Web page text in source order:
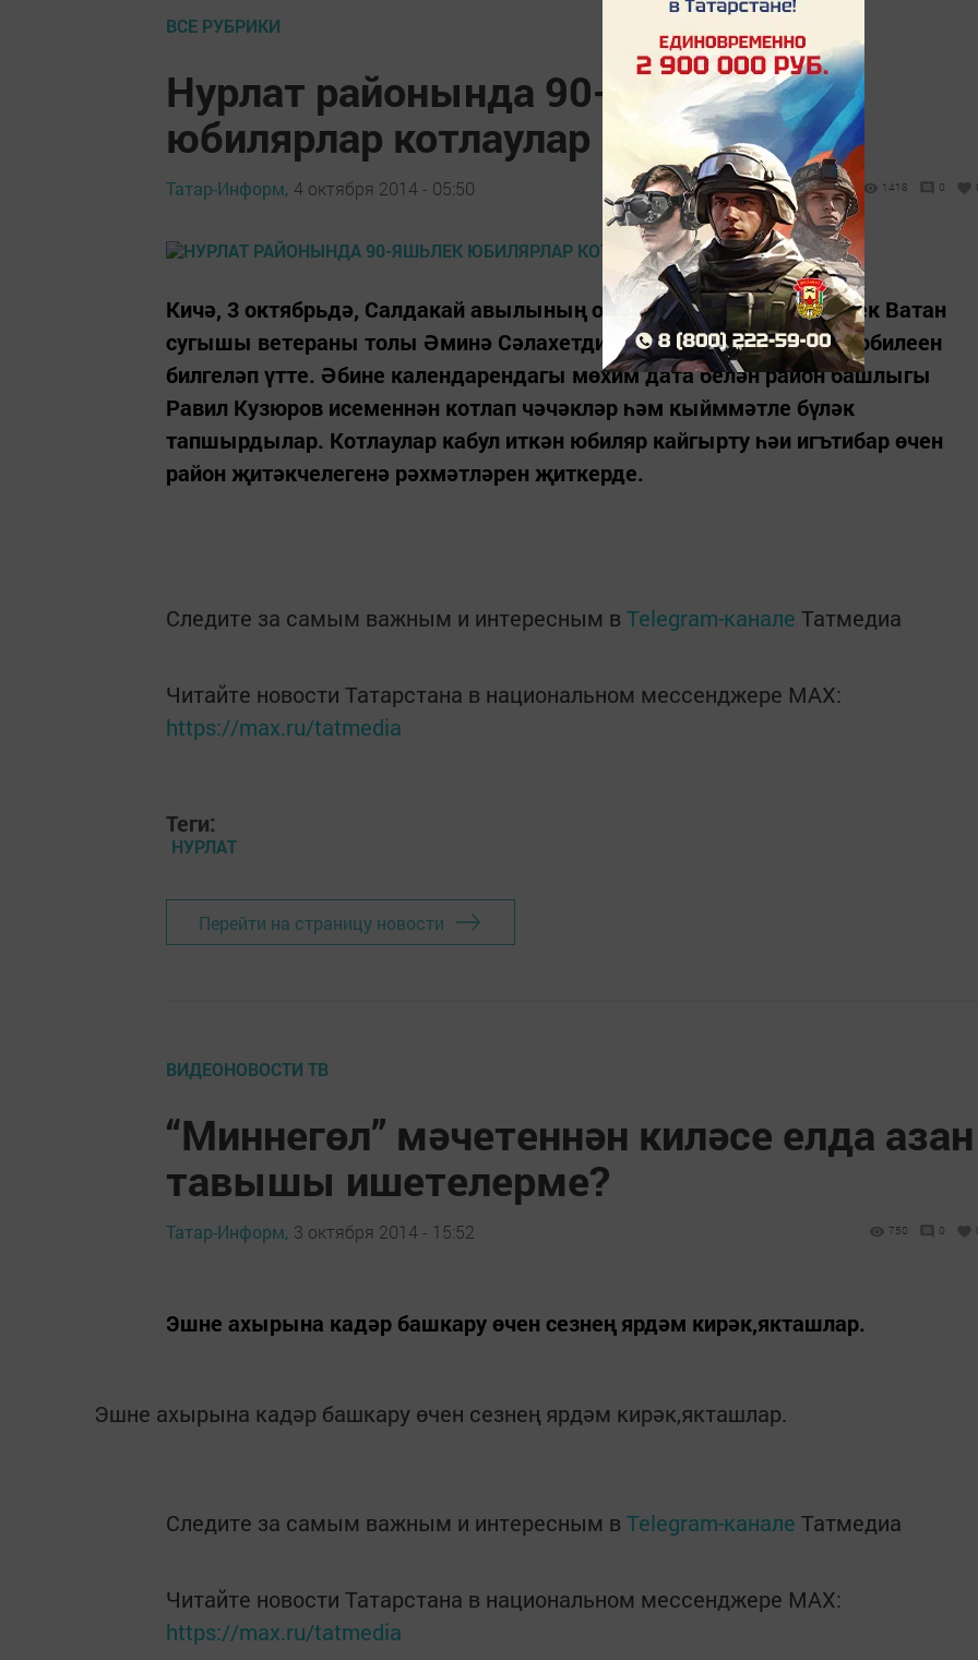
ВСЕ РУБРИКИ
Нурлат районында 90-яшьлек
юбилярлар котлаулар кабул итәләр
Татар-Информ, 4 октября 2014 - 05:50 1418 0
Кичә, 3 октябрьдә, Салдакай авылының озын гомерле кешесе, Бөек Ватан
сугышы ветераны толы Әминә Сәлахетдинова үзенең 90-яшьлек юбилеен
билгеләп үтте. Әбине календарендагы мөхим дата белән район башлыгы
Равил Кузюров исеменнән котлап чәчәкләр һәм кыйммәтле бүләк
тапшырдылар. Котлаулар кабул иткән юбиляр кайгырту һәи игътибар өчен
район җитәкчелегенә рәхмәтләрен җиткерде.
Следите за самым важным и интересным в Telegram-канале Татмедиа
Читайте новости Татарстана в национальном мессенджере MАХ:
https://max.ru/tatmedia
Теги:
НУРЛАТ
Перейти на страницу новости
ВИДЕОНОВОСТИ ТВ
“Миннегөл” мәчетеннән киләсе елда азан
тавышы ишетелерме?
Татар-Информ, 3 октября 2014 - 15:52 750 0
Эшне ахырына кадәр башкару өчен сезнең ярдәм кирәк,якташлар.
Эшне ахырына кадәр башкару өчен сезнең ярдәм кирәк,якташлар.
Следите за самым важным и интересным в Telegram-канале Татмедиа
Читайте новости Татарстана в национальном мессенджере MАХ:
https://max.ru/tatmedia